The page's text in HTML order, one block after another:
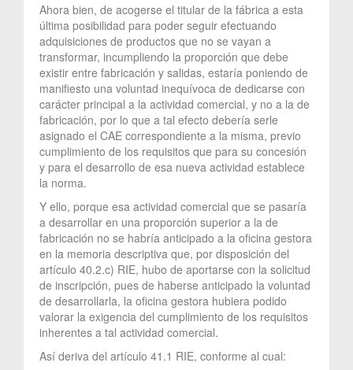
Ahora bien, de acogerse el titular de la fábrica a esta
última posibilidad para poder seguir efectuando
adquisiciones de productos que no se vayan a
transformar, incumpliendo la proporción que debe
existir entre fabricación y salidas, estaría poniendo de
manifiesto una voluntad inequívoca de dedicarse con
carácter principal a la actividad comercial, y no a la de
fabricación, por lo que a tal efecto debería serle
asignado el CAE correspondiente a la misma, previo
cumplimiento de los requisitos que para su concesión
y para el desarrollo de esa nueva actividad establece
la norma.
Y ello, porque esa actividad comercial que se pasaría
a desarrollar en una proporción superior a la de
fabricación no se habría anticipado a la oficina gestora
en la memoria descriptiva que, por disposición del
artículo 40.2.c) RIE, hubo de aportarse con la solicitud
de inscripción, pues de haberse anticipado la voluntad
de desarrollarla, la oficina gestora hubiera podido
valorar la exigencia del cumplimiento de los requisitos
inherentes a tal actividad comercial.
Así deriva del artículo 41.1 RIE, conforme al cual: